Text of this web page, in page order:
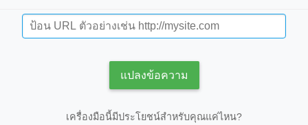
แปลงข้อความ
เครื่องมือนี้มีประโยชน์สำหรับคุณแค่ไหน?